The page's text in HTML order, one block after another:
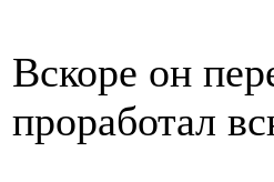
Вскоре он
проработал